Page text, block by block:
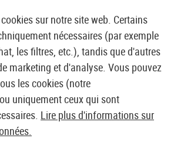
GROSSISTE EUROPÉEN AIRSOFT
d'Airsoft Pièces et accéssoires
sur notre site web. Certains
nécessaires (par exemple
les filtres, etc.), tandis que d'autres
marketing et d'analyse. Vous pouvez
les cookies (notre
uniquement ceux qui sont
Lire plus d'informations sur